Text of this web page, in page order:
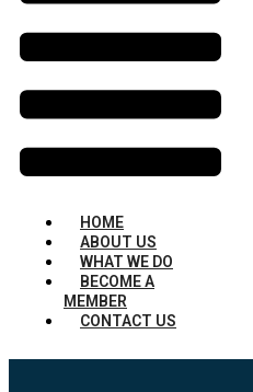
HOME
ABOUT US
WHAT WE DO
BECOME A
MEMBER
CONTACT US